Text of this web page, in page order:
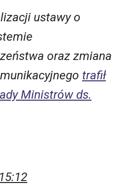
ustawy o
oraz zmiana
trafił
Ministrów ds.